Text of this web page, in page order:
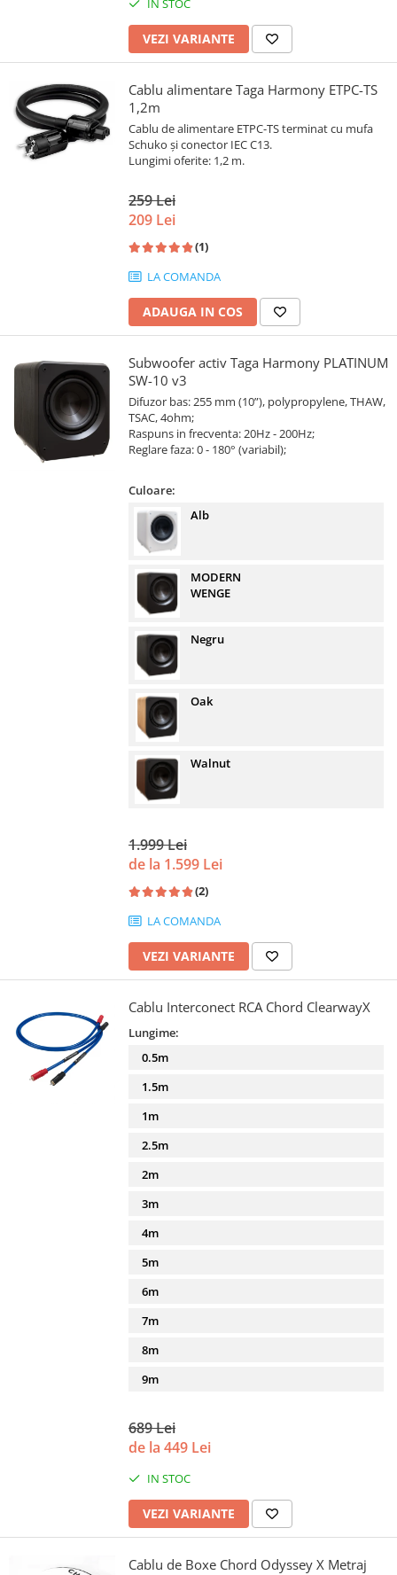
IN STOC
VEZI VARIANTE
Cablu alimentare Taga Harmony ETPC-TS
1,2m
Cablu de alimentare ETPC-TS terminat cu mufa
Schuko și conector IEC C13.
Lungimi oferite: 1,2 m.
259 Lei
209 Lei
(1)
LA COMANDA
ADAUGA IN COS
Subwoofer activ Taga Harmony PLATINUM
SW-10 v3
Difuzor bas: 255 mm (10”), polypropylene, THAW,
TSAC, 4ohm;
Raspuns in frecventa: 20Hz - 200Hz;
Reglare faza: 0 - 180° (variabil);
Culoare:
Alb
MODERN
WENGE
Negru
Oak
Walnut
1.999 Lei
de la 1.599 Lei
(2)
LA COMANDA
VEZI VARIANTE
Cablu Interconect RCA Chord ClearwayX
Lungime:
0.5m
1.5m
1m
2.5m
2m
3m
4m
5m
6m
7m
8m
9m
689 Lei
de la 449 Lei
IN STOC
VEZI VARIANTE
Cablu de Boxe Chord Odyssey X Metraj